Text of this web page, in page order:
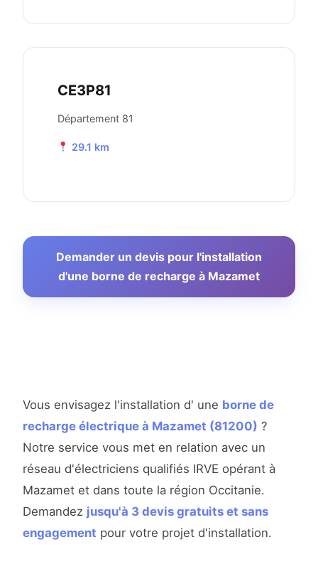
CE3P81
Département 81
29.1 km
Demander un devis pour l'installation
d'une borne de recharge à Mazamet
Vous envisagez l'installation d' une borne de
recharge électrique à Mazamet (81200) ?
Notre service vous met en relation avec un
réseau d'électriciens qualifiés IRVE opérant à
Mazamet et dans toute la région Occitanie.
Demandez jusqu'à 3 devis gratuits et sans
engagement pour votre projet d'installation.